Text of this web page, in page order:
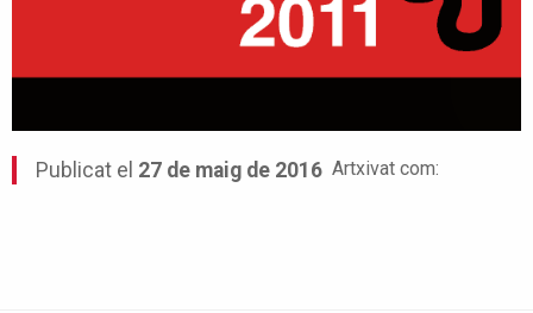
Publicat el 27 de maig de 2016 Artxivat com: